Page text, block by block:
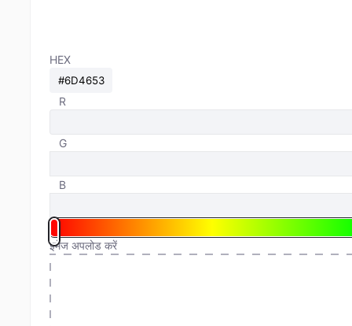
HEX
R
G
B
इमेज अपलोड करें